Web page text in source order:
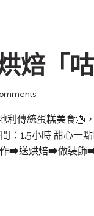
焙「
利傳統蛋糕美食
：1.5小時 甜心一
➡送烘焙➡做裝飾